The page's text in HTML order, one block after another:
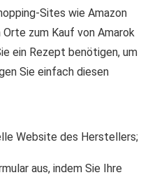
Sites wie Amazon
zum Kauf von Amarok
ein Rezept benötigen, um
Sie einfach diesen
Website des Herstellers;
aus, indem Sie Ihre